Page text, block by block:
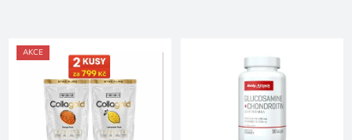
AKCE